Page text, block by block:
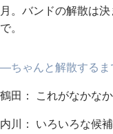
月。バンドの解散は
で。
―ちゃんと解散するま
鶴田： これがなかな
内川： いろいろな候